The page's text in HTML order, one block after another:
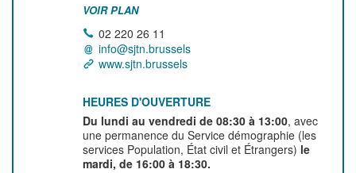
VOIR PLAN
02 220 26 11
info@sjtn.brussels
www.sjtn.brussels
HEURES D'OUVERTURE
Du lundi au vendredi de 08:30 à 13:00, avec
une permanence du Service démographie (les
services Population, État civil et Étrangers) le
mardi, de 16:00 à 18:30.